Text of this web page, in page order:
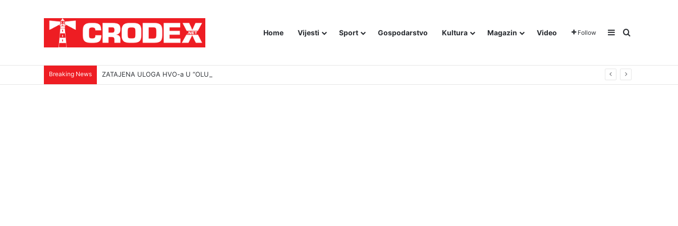
Home Vijesti Sport Gospodarstvo Kultura Magazin Video Follow Sidebar
Traži
Breaking News ZATAJENA ULOGA HVO-a U “OLUJI”